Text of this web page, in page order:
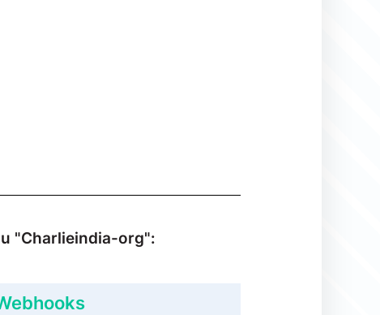
"Charlieindia-org":